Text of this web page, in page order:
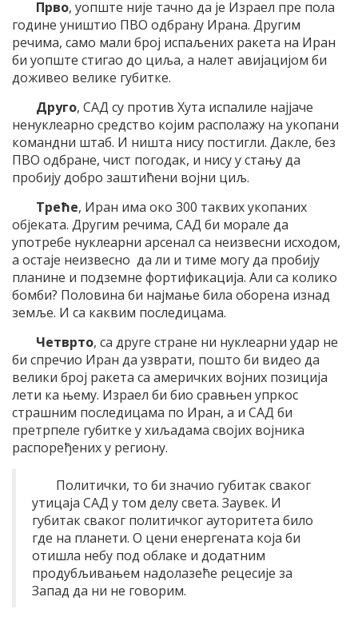
Прво, уопште није тачно да је Израел пре пола
године уништио ПВО одбрану Ирана. Другим
речима, само мали број испаљених ракета на Иран
би уопште стигао до циља, а налет авијацијом би
доживео велике губитке.
Друго, САД су против Хута испалиле најјаче
ненуклеарно средство којим располажу на укопани
командни штаб. И ништа нису постигли. Дакле, без
ПВО одбране, чист погодак, и нису у стању да
пробију добро заштићени војни циљ.
Треће, Иран има око 300 таквих укопаних
објеката. Другим речима, САД би морале да
употребе нуклеарни арсенал са неизвесни исходом,
а остаје неизвесно да ли и тиме могу да пробију
планине и подземне фортификација. Али са колико
бомби? Половина би најмање била оборена изнад
земље. И са каквим последицама.
Четврто, са друге стране ни нуклеарни удар не
би спречио Иран да узврати, пошто би видео да
велики број ракета са америчких војних позиција
лети ка њему. Израел би био сравњен упркос
страшним последицама по Иран, а и САД би
претрпеле губитке у хиљадама својих војника
распоређених у региону.
Политички, то би значио губитак сваког
утицаја САД у том делу света. Заувек. И
губитак сваког политичког ауторитета било
где на планети. О цени енергената која би
отишла небу под облаке и додатним
продубљивањем надолазеће рецесије за
Запад да ни не говорим.